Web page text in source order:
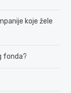
koje žele
fonda?